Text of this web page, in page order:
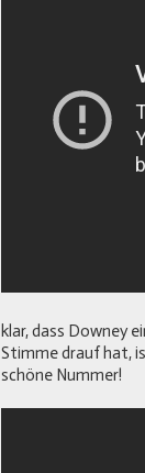
klar, dass Downey
Stimme drauf hat,
schöne Nummer!